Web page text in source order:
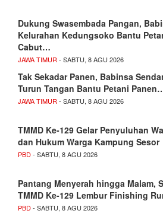
Dukung Swasembada Pangan,
Kelurahan Kedungsoko Bantu
Cabut…
JAWA TIMUR- SABTU, 8 AGU 2026
Tak Sekadar Panen, Babinsa
Turun Tangan Bantu Petani
JAWA TIMUR- SABTU, 8 AGU 2026
TMMD Ke-129 Gelar Penyuluhan
dan Hukum Warga Kampung Sesor
PBD- SABTU, 8 AGU 2026
Pantang Menyerah hingga Malam,
TMMD Ke-129 Lembur Finishing
PBD- SABTU, 8 AGU 2026